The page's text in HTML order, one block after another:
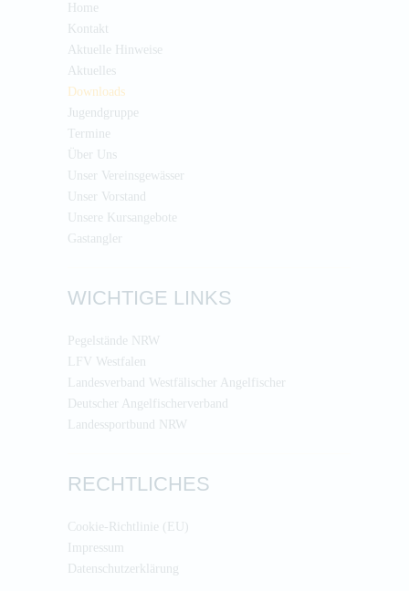
Home
Kontakt
Aktuelle Hinweise
Aktuelles
Downloads
Jugendgruppe
Termine
Über Uns
Unser Vereinsgewässer
Unser Vorstand
Unsere Kursangebote
Gastangler
WICHTIGE LINKS
Pegelstände NRW
LFV Westfalen
Landesverband Westfälischer Angelfischer
Deutscher Angelfischerverband
Landessportbund NRW
RECHTLICHES
Cookie-Richtlinie (EU)
Impressum
Datenschutzerklärung